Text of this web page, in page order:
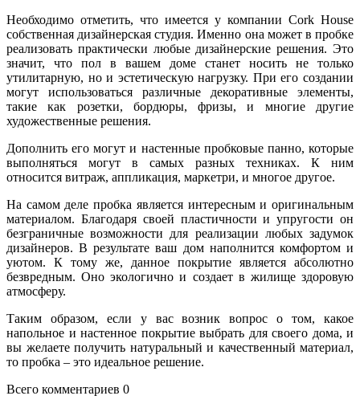
Необходимо отметить, что имеется у компании Cork House
собственная дизайнерская студия. Именно она может в пробке
реализовать практически любые дизайнерские решения. Это
значит, что пол в вашем доме станет носить не только
утилитарную, но и эстетическую нагрузку. При его создании
могут использоваться различные декоративные элементы,
такие как розетки, бордюры, фризы, и многие другие
художественные решения.
Дополнить его могут и настенные пробковые панно, которые
выполняться могут в самых разных техниках. К ним
относится витраж, аппликация, маркетри, и многое другое.
На самом деле пробка является интересным и оригинальным
материалом. Благодаря своей пластичности и упругости он
безграничные возможности для реализации любых задумок
дизайнеров. В результате ваш дом наполнится комфортом и
уютом. К тому же, данное покрытие является абсолютно
безвредным. Оно экологично и создает в жилище здоровую
атмосферу.
Таким образом, если у вас возник вопрос о том, какое
напольное и настенное покрытие выбрать для своего дома, и
вы желаете получить натуральный и качественный материал,
то пробка – это идеальное решение.
Всего комментариев 0